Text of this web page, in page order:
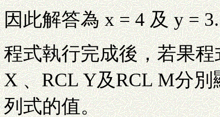
因此解答為 x = 4 及 y = 3.
程式執行完成後，若果
X 、RCL Y及RCL M分
列式的值。